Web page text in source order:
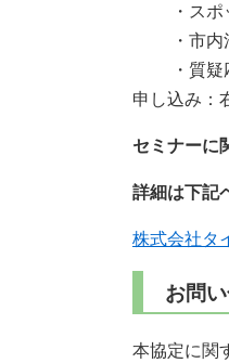
・スポッ
・市内活
・質疑応
申し込み：
セミナーに
詳細は下記
株式会社タ
お問
本協定に関